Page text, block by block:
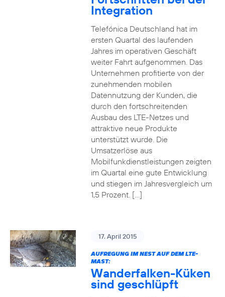
Integration
Telefónica Deutschland hat im
ersten Quartal des laufenden
Jahres im operativen Geschäft
weiter Fahrt aufgenommen. Das
Unternehmen profitierte von der
zunehmenden mobilen
Datennutzung der Kunden, die
durch den fortschreitenden
Ausbau des LTE-Netzes und
attraktive neue Produkte
unterstützt wurde. Die
Umsatzerlöse aus
Mobilfunkdienstleistungen zeigten
im Quartal eine gute Entwicklung
und stiegen im Jahresvergleich um
1,5 Prozent. […]
17. April 2015
AUFREGUNG IM NEST AUF DEM LTE-
MAST:
Wanderfalken-Küken
sind geschlüpft